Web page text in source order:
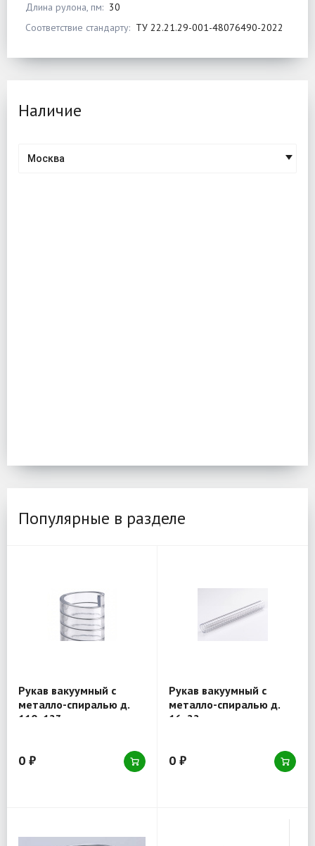
Длина рулона, пм: 30
Соответствие стандарту: ТУ 22.21.29-001-48076490-2022
Наличие
Москва
Популярные в разделе
Рукав вакуумный с
металло-спиралью д.
110x123 мм,
0 ₽
Рукав вакуумный с
металло-спиралью д.
16x22 мм,
0 ₽